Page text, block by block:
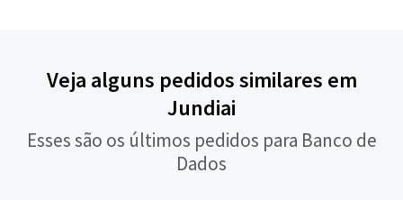
Veja alguns pedidos similares em
Jundiai
Esses são os últimos pedidos para Banco de
Dados